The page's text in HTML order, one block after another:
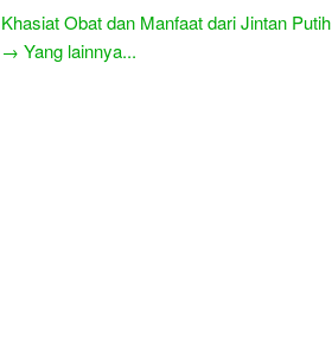
Khasiat Obat dan Manfaat dari Jintan Putih
→ Yang lainnya...